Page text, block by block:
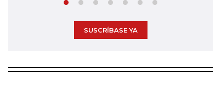
SUSCRÍBASE YA